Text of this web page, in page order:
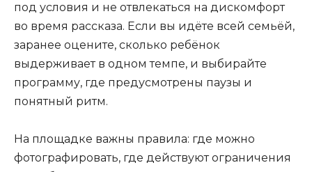
под условия и не отвлекаться на дискомфорт
во время рассказа. Если вы идёте всей семьёй,
заранее оцените, сколько ребёнок
выдерживает в одном темпе, и выбирайте
программу, где предусмотрены паузы и
понятный ритм.
На площадке важны правила: где можно
фотографировать, где действуют ограничения